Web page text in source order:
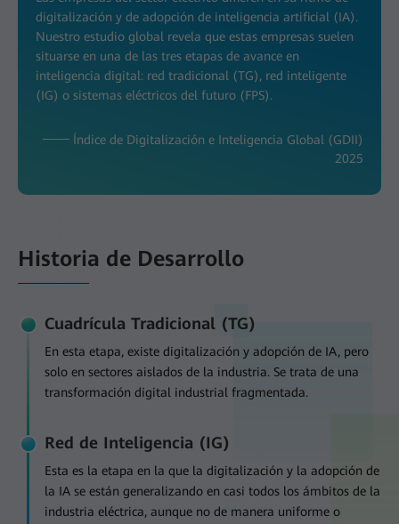
digitalización y de adopción de inteligencia artificial (IA).
Nuestro estudio global revela que estas empresas suelen
situarse en una de las tres etapas de avance en
inteligencia digital: red tradicional (TG), red inteligente
(IG) o sistemas eléctricos del futuro (FPS).
─── Índice de Digitalización e Inteligencia Global (GDII)
2025
Historia de Desarrollo
Cuadrícula Tradicional (TG)
En esta etapa, existe digitalización y adopción de IA, pero
solo en sectores aislados de la industria. Se trata de una
transformación digital industrial fragmentada.
Red de Inteligencia (IG)
Esta es la etapa en la que la digitalización y la adopción de
la IA se están generalizando en casi todos los ámbitos de la
industria eléctrica, aunque no de manera uniforme o